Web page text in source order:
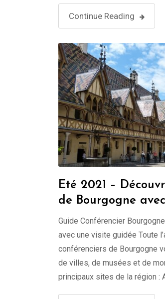
facture. La facture est à
contact@guides-france.com …
Continue Reading
Eté 2021 –
de Bourgogne
conférencier
Guide Conférencier
avec une visite guidée Toute
conférenciers de Bourgogne
de villes, de musées et de
principaux sites de la région :